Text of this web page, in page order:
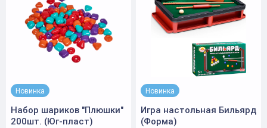
Новинка
Набор шариков "Плюшки"
200шт. (Юг-пласт)
Новинка
Игра настольная Бильярд
(Форма)